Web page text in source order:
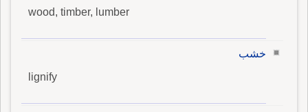
wood, timber, lumber
خشب
lignify